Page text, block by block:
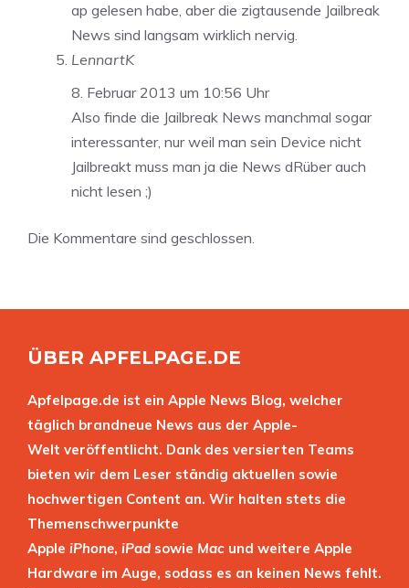
ap gelesen habe, aber die zigtausende Jailbreak
News sind langsam wirklich nervig.
LennartK
8. Februar 2013 um 10:56 Uhr
Also finde die Jailbreak News manchmal sogar
interessanter, nur weil man sein Device nicht
Jailbreakt muss man ja die News dRüber auch
nicht lesen ;)
Die Kommentare sind geschlossen.
ÜBER APFELPAGE.DE
Apfelpage.de ist ein Apple News Blog, welcher
täglich brandneue News aus der Apple-
Welt veröffentlicht. Dank des versierten Teams
bieten wir dem Leser ständig aktuellen sowie
hochwertigen Content an. Wir halten stets die
Themenschwerpunkte
Apple iPhone, iPad sowie Mac und weitere Apple
Hardware im Auge, sodass es an keinen News fehlt.